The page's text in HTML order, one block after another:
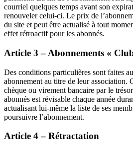
courriel quelques temps avant son
renouveler celui-ci. Le prix de
du site et peut être actualisé à tout
effet rétroactif pour les abonnés.
Article 3 – Abonnements «
Des conditions particulières sont faites
abonnement au titre de leur association.
chèque ou virement bancaire par le
abonnés est révisable chaque année
actualisant lui-même la liste de ses
poursuivre l’abonnement.
Article 4 – Rétractation